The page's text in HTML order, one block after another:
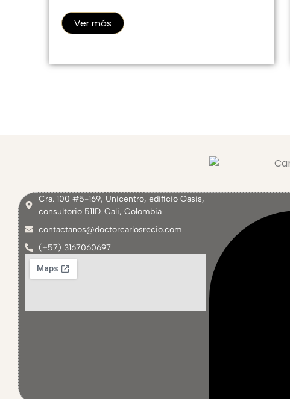
Ver más
Cra. 100 #5-169, Unicentro, edificio Oasis,
consultorio 511D. Cali, Colombia
contactanos@doctorcarlosrecio.com
(+57) 3167060697